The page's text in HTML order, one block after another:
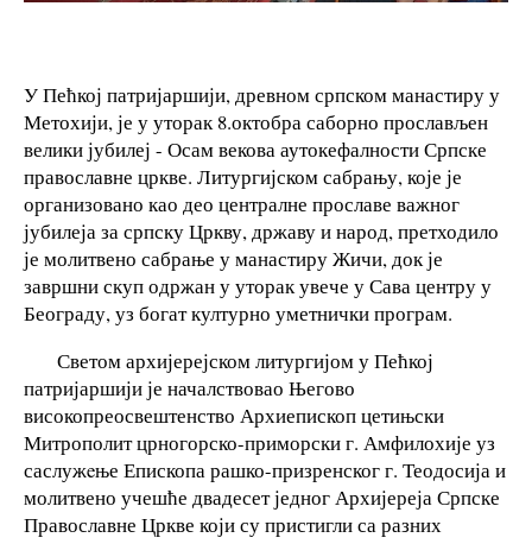
У Пећкој патријаршији, древном српском манастиру у
Метохији, је у уторак 8.октобра саборно прослављен
велики јубилеј - Осам векова аутокефалности Српске
православне цркве. Литургијском сабрању, које је
организовано као део централне прославе важног
јубилеја за српску Цркву, државу и народ, претходило
је молитвено сабрање у манастиру Жичи, док је
завршни скуп одржан у уторак увече у Сава центру у
Београду, уз богат културно уметнички програм.
Светом архијерејском литургијом у Пећкој
патријаршији је началствовао Његово
високопреосвештенство Архиепископ цетињски
Митрополит црногорско-приморски г. Амфилохије уз
саслужeње Епископа рашко-призренског г. Теодосија и
молитвено учешће двадесет једног Архијереја Српске
Православне Цркве који су пристигли са разних